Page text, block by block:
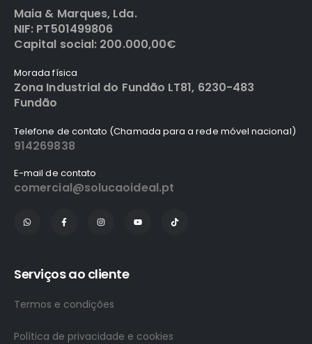
Maia & Marques, Lda.
NIF: PT501499806
Capital social: 200.000,00€
Morada física
Zona Industrial do Fundão LT81, 6230-483
Fundão
Telefone de contato (Chamada para a rede móvel nacional)
914269838
E-mail de contato
comercial@solucaoideal.pt
Serviços ao cliente
Termos e condições
Política de privacidade e cookies